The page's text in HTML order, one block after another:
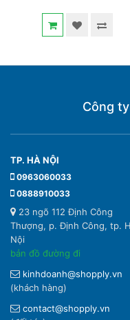
Công
TP. HÀ NỘI
0963060033
0888910033
23 ngõ 112 Định Công
Thượng, p. Định Công, tp.
Nội
bản đồ đường đi
kinhdoanh@shopply.vn
(khách hàng)
contact@shopply.vn